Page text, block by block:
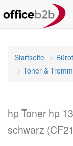
Startseite
Toner &
hp Toner hp
schwarz